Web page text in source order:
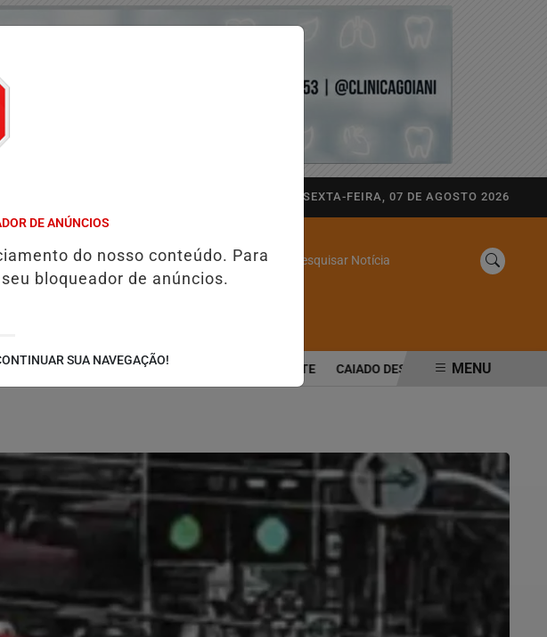
SEXTA-FEIRA, 07 DE AGOSTO 2026
Pesquisar Notícia
60 CASAS A CUSTO ZERO NA REGIÃO NORTE CAIADO DESTACA ESTABILIDADE FISCAL
MENU
DE ANÚNCIOS
do nosso conteúdo. Para
bloqueador de anúncios.
SUA NAVEGAÇÃO!